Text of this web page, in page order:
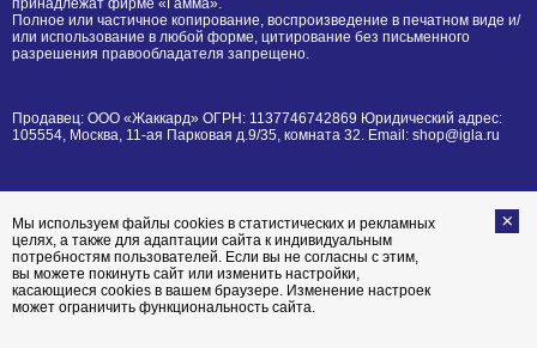
принадлежат фирме «Гамма».
Полное или частичное копирование, воспроизведение в печатном виде и/
или использование в любой форме, цитирование без письменного
разрешения правообладателя запрещено.
Продавец: ООО «Жаккард» ОГРН: 1137746742869 Юридический адрес:
105554, Москва, 11-ая Парковая д.9/35, комната 32. Email: shop@igla.ru
Мы используем файлы cookies в статистических и рекламных
целях, а также для адаптации сайта к индивидуальным
потребностям пользователей. Если вы не согласны с этим,
вы можете покинуть сайт или изменить настройки,
касающиеся cookies в вашем браузере. Изменение настроек
может ограничить функциональность сайта.